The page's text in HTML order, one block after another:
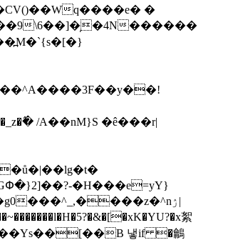
q����e� �
냏if �鸙